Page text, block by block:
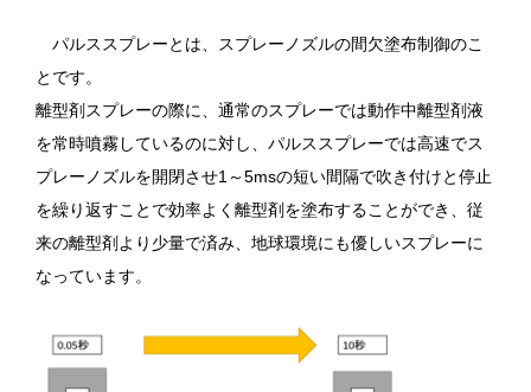
パルススプレーとは、スプレーノズルの間欠塗布制御のこ
とです。
離型剤スプレーの際に、通常のスプレーでは動作中離型剤液
を常時噴霧しているのに対し、パルススプレーでは高速でス
プレーノズルを開閉させ1～5msの短い間隔で吹き付けと停止
を繰り返すことで効率よく離型剤を塗布することができ、従
来の離型剤より少量で済み、地球環境にも優しいスプレーに
なっています。